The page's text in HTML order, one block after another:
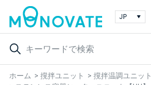
ホーム > 撹拌ユニット > 撹拌温調ユニット